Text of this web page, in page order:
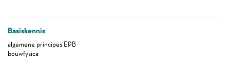
Basiskennis
algemene principes EPB
bouwfysica